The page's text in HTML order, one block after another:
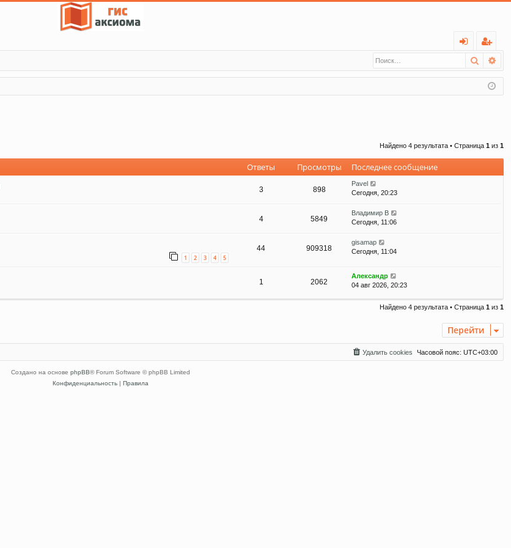
д
ег
ис
тр
Поиск
Найдено 4 результата • Страница 1 из 1
Ответы Просмотры Последнее сообщение
3 898
Pavel
Сегодня, 20:23
4 5849
Владимир В
Сегодня, 11:06
1 2 3 4 5
44 909318
gisamap
Сегодня, 11:04
1 2062
Александр
04 авг 2026, 20:23
Найдено 4 результата • Страница 1 из 1
Перейти
Часовой пояс: UTC+03:00
Удалить cookies
Создано на основе phpBB® Forum Software © phpBB Limited
Конфиденциальность| Правила